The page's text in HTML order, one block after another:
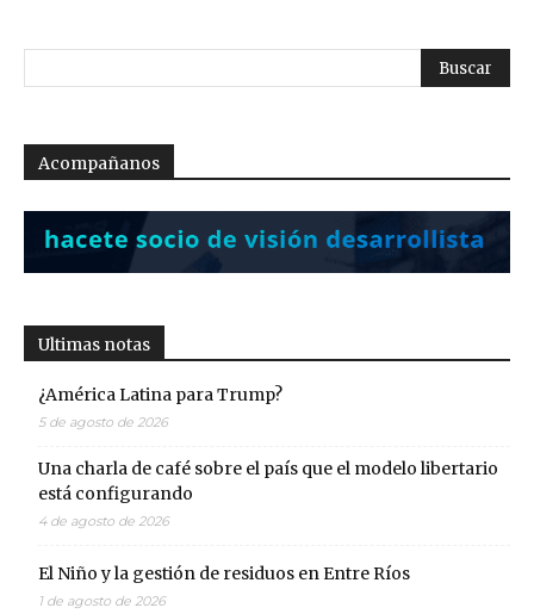
Acompañanos
Ultimas notas
¿América Latina para Trump?
5 de agosto de 2026
Una charla de café sobre el país que el modelo libertario
está configurando
4 de agosto de 2026
El Niño y la gestión de residuos en Entre Ríos
1 de agosto de 2026